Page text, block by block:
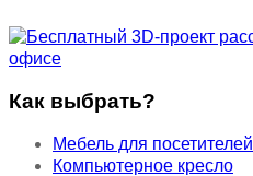
Как выбрать?
Мебель для посетителей
Компьютерное кресло